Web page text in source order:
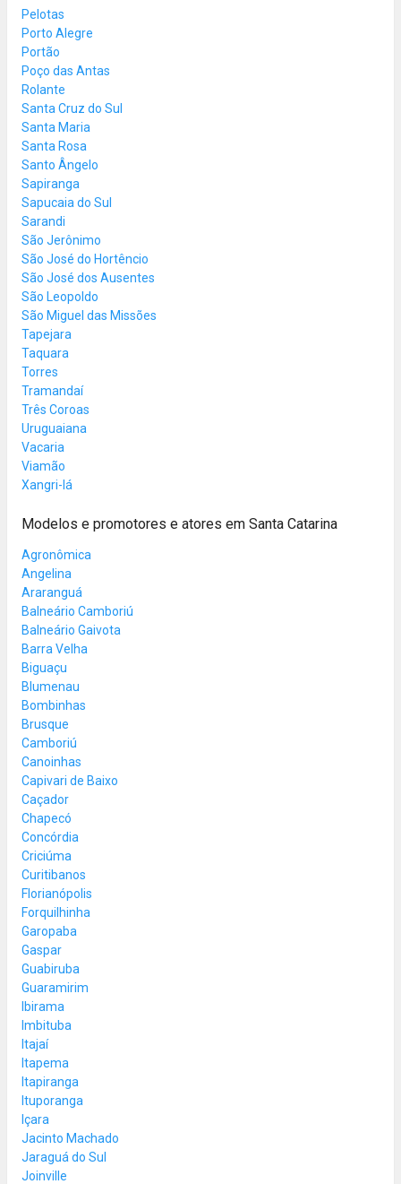
Pelotas
Porto Alegre
Portão
Poço das Antas
Rolante
Santa Cruz do Sul
Santa Maria
Santa Rosa
Santo Ângelo
Sapiranga
Sapucaia do Sul
Sarandi
São Jerônimo
São José do Hortêncio
São José dos Ausentes
São Leopoldo
São Miguel das Missões
Tapejara
Taquara
Torres
Tramandaí
Três Coroas
Uruguaiana
Vacaria
Viamão
Xangri-lá
Modelos e promotores e atores em Santa Catarina
Agronômica
Angelina
Araranguá
Balneário Camboriú
Balneário Gaivota
Barra Velha
Biguaçu
Blumenau
Bombinhas
Brusque
Camboriú
Canoinhas
Capivari de Baixo
Caçador
Chapecó
Concórdia
Criciúma
Curitibanos
Florianópolis
Forquilhinha
Garopaba
Gaspar
Guabiruba
Guaramirim
Ibirama
Imbituba
Itajaí
Itapema
Itapiranga
Ituporanga
Içara
Jacinto Machado
Jaraguá do Sul
Joinville